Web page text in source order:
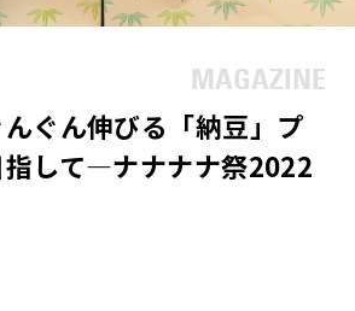
ぐん伸びる「納豆」プ
指して—ナナナナ祭2022